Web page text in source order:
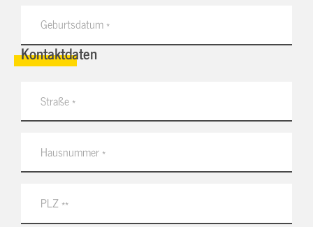
Kontaktdaten